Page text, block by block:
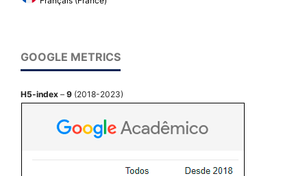
GOOGLE METRICS
H5-index – 9 (2018-2023)